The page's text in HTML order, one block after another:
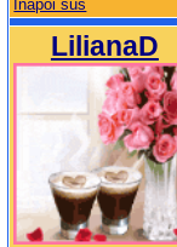
Inapoi sus
LilianaD